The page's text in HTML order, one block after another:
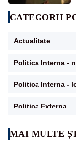
MAI MULTE
CATEGORII
Actualitate
Politica Interna -
Politica Interna -
Politica Externa